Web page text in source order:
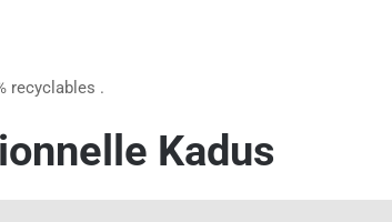
recyclables .
Kadus